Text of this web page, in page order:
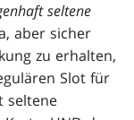
seltene
aber sicher
zu erhalten,
Slot für
seltene